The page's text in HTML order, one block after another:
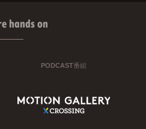
hands on
PODCAST番組